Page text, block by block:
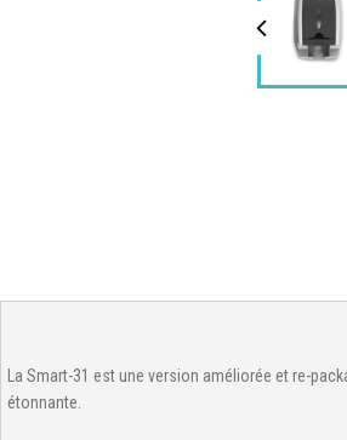
La Smart-31 est une version améliorée et re-
étonnante.